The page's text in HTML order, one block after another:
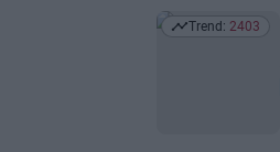
Trend: 2403
Trend: 2403